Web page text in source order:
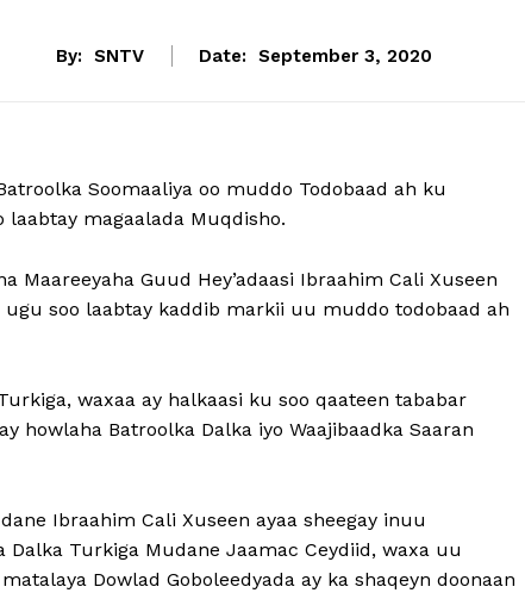
By: SNTV Date: September 3, 2020
Soomaaliya oo muddo Todobaad ah ku
laabtay magaalada Muqdisho.
Maareeyaha Guud Hey’adaasi Ibraahim Cali Xuseen
soo laabtay kaddib markii uu muddo todobaad ah
waxaa ay halkaasi ku soo qaateen tababar
howlaha Batroolka Dalka iyo Waajibaadka Saaran
Ibraahim Cali Xuseen ayaa sheegay inuu
Turkiga Mudane Jaamac Ceydiid, waxa uu
Dowlad Goboleedyada ay ka shaqeyn doonaan